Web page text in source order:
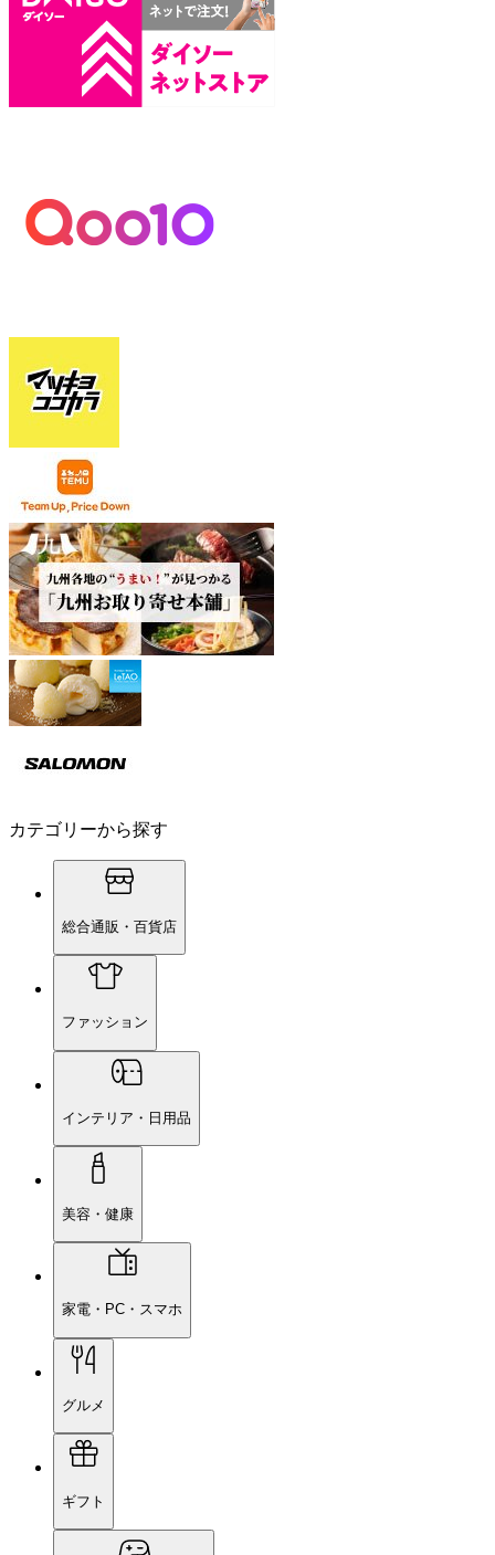
カテゴリーから探す
総合通販・百貨店
ファッション
インテリア・日用品
美容・健康
家電・PC・スマホ
グルメ
ギフト